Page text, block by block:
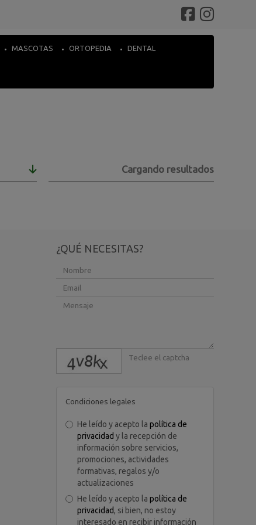
MASCOTAS ORTOPEDIA DENTAL
Cargando resultados
¿QUÉ NECESITAS?
captcha
Condiciones legales
He leído y acepto la política de
privacidad y la recepción de
información sobre servicios,
promociones, actividades
formativas, regalos y/o
actualizaciones
He leído y acepto la política de
privacidad, si bien, no estoy
interesado en recibir información